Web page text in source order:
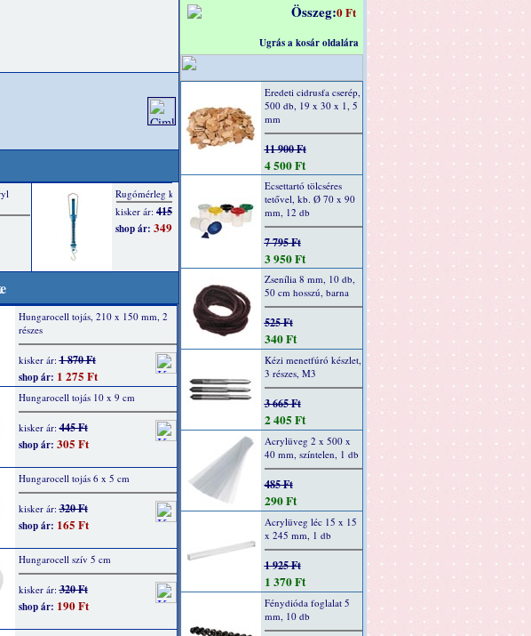
Hungarocell tojás, 210 x 150 mm, 2
részes
kisker ár:1 870 Ft
shop ár: 1 275 Ft
Hungarocell tojás 10 x 9 cm
kisker ár:445 Ft
shop ár: 305 Ft
Hungarocell tojás 6 x 5 cm
kisker ár:320 Ft
shop ár: 165 Ft
Hungarocell szív 5 cm
kisker ár:320 Ft
shop ár: 190 Ft
Összeg:0 Ft
Ugrás a kosár oldalára
Eredeti cidrusfa cserép,
500 db, 19 x 30 x 1, 5
mm
11 900 Ft
4 500 Ft
Ecsettartó tölcséres
tetővel, kb. Ø 70 x 90
mm, 12 db
7 795 Ft
3 950 Ft
Zsenília 8 mm, 10 db,
50 cm hosszú, barna
525 Ft
340 Ft
Kézi menetfúró készlet,
3 részes, M3
3 665 Ft
2 405 Ft
Acrylüveg 2 x 500 x
40 mm, színtelen, 1 db
485 Ft
290 Ft
Acrylüveg léc 15 x 15
x 245 mm, 1 db
1 925 Ft
1 370 Ft
Fénydióda foglalat 5
mm, 10 db